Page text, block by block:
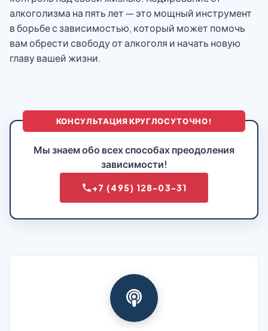
алкоголизма на пять лет — это мощный инструмент
в борьбе с зависимостью, который может помочь
вам обрести свободу от алкоголя и начать новую
главу вашей жизни.
КОНСУЛЬТАЦИЯ КРУГЛОСУТОЧНО!
Мы знаем обо всех способах преодоления
зависимости!
+7 (495) 128-03-31